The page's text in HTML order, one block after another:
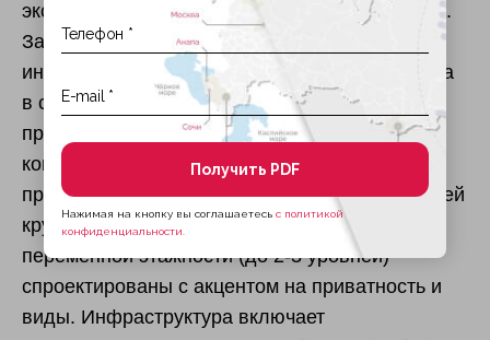
эксклюзивные виллы площадью от 436,5 кв.м.
Застройщик Modon Properties создает здесь
интегрированное сообщество, где архитектура
в средиземноморском стиле гармонирует с
природным ландшафтом. Управление
комплексом будет осуществляться
профессиональной командой, обеспечивающей
круглосуточную охрану и сервис. Виллы
переменной этажности (до 2-3 уровней)
спроектированы с акцентом на приватность и
виды. Инфраструктура включает
Получить PDF
Нажимая на кнопку вы соглашаетесь с политикой
конфиденциальности.